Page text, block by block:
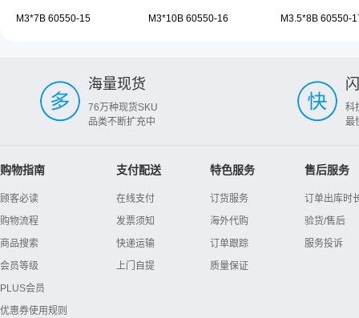
M3*7B 60550-15 M3*10B 60550-16 M3.5*8B 60550-
海量现货
76万种现货SKU
品类不断扩充中
科
最
购物指南
顾客必读
购物流程
商品搜索
会员等级
PLUS会员
优惠券使用规则
支付配送
在线支付
发票须知
快递运输
上门自提
特色服务
订货服务
海外代购
订单跟踪
质量保证
售后服务
订单出库时
验货/售后
服务投诉